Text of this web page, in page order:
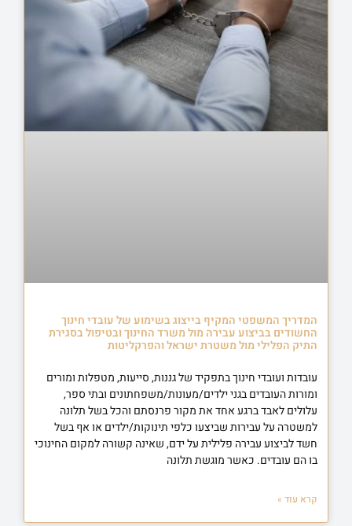
המדריך המשפטי המקיף בייצוג בשימוע של עובדי חינוך
החשודים בביצוע עבירה מול משרד החינוך ובטיפול בסגירת
התיק הפלילי מול משטרת ישראל והפרקליטות
עובדות ועובדי חינוך בתפקיד של גננות, סייעות, מטפלות ומורים
ומורות העובדים בגני ילדים/מעונות/משפחתונים ובתי ספר,
עלולים לאבד ברגע אחד את מקור פרנסתם והכל בשל תלונה
למשטרה על עבירות שביצעו כלפי תינוקות/ילדים או אף בשל
חשד לביצוע עבירה פלילית על ידם, שאינה קשורה למקום החינוכי
בו הם עובדים. כאשר מוגשת תלונה
קרא עוד »